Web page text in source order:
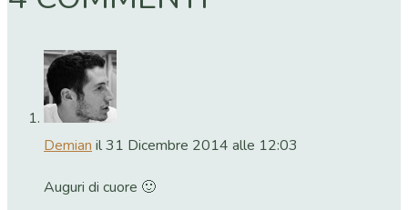
Demian il 31 Dicembre 2014 alle 12:03
Auguri di cuore 🙂